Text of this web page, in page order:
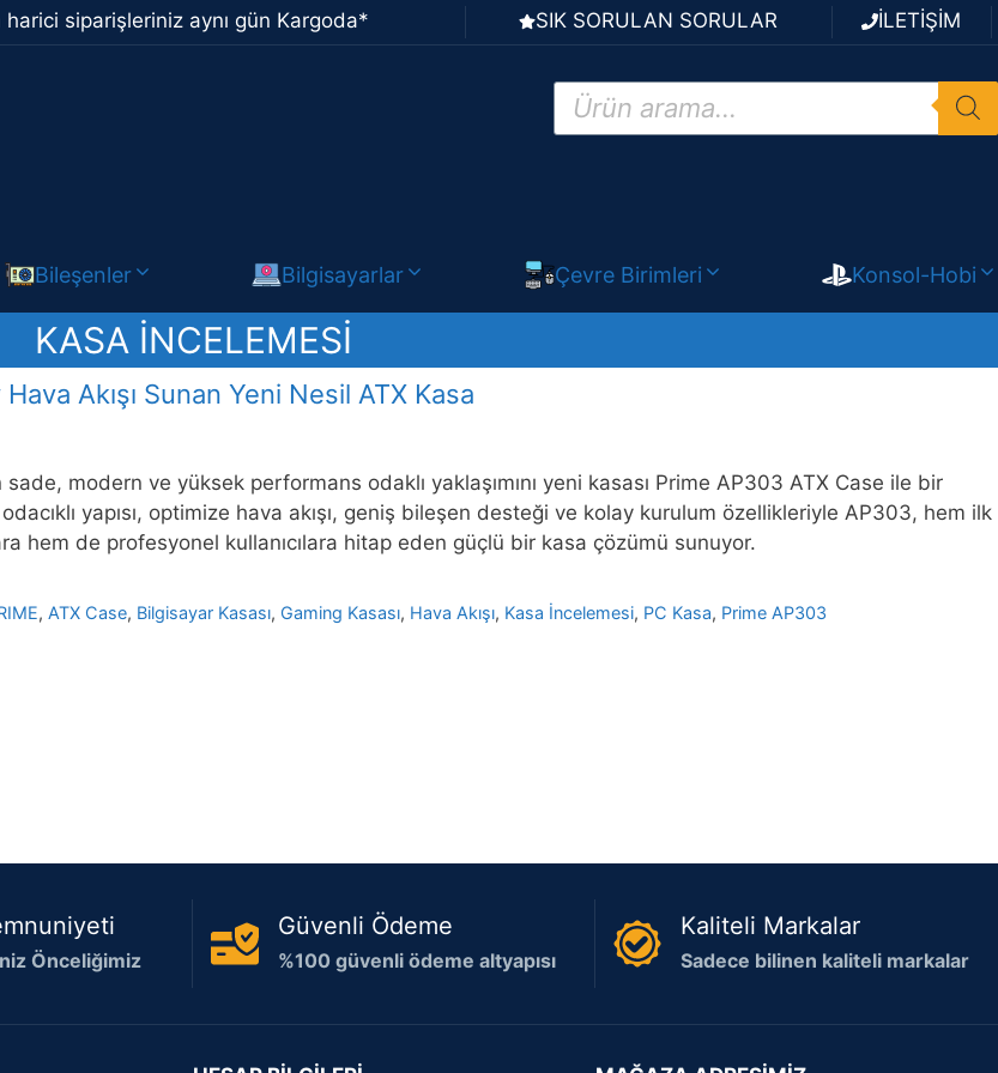
siparişleriniz aynı gün Kargoda* SIK SORULAN SORULAR İLETİŞİM
Products
search
Bileşenler Bilgisayarlar Çevre Birimleri Konsol-Hobi
KASA İNCELEMESI
Akışı Sunan Yeni Nesil ATX Kasa
modern ve yüksek performans odaklı yaklaşımını yeni kasası Prime AP303 ATX Case ile bir
yapısı, optimize hava akışı, geniş bileşen desteği ve kolay kurulum özellikleriyle AP303, hem ilk
hem de profesyonel kullanıcılara hitap eden güçlü bir kasa çözümü sunuyor.
, ATX Case, Bilgisayar Kasası, Gaming Kasası, Hava Akışı, Kasa İncelemesi, PC Kasa, Prime AP303
Önceliğimiz
Güvenli Ödeme
%100 güvenli ödeme altyapısı
Kaliteli Markalar
Sadece bilinen kaliteli markalar